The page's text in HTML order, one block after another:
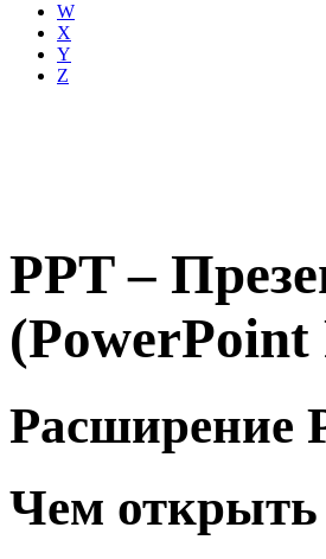
W
X
Y
Z
PPT –
(PowerPoint
Расширение
Чем